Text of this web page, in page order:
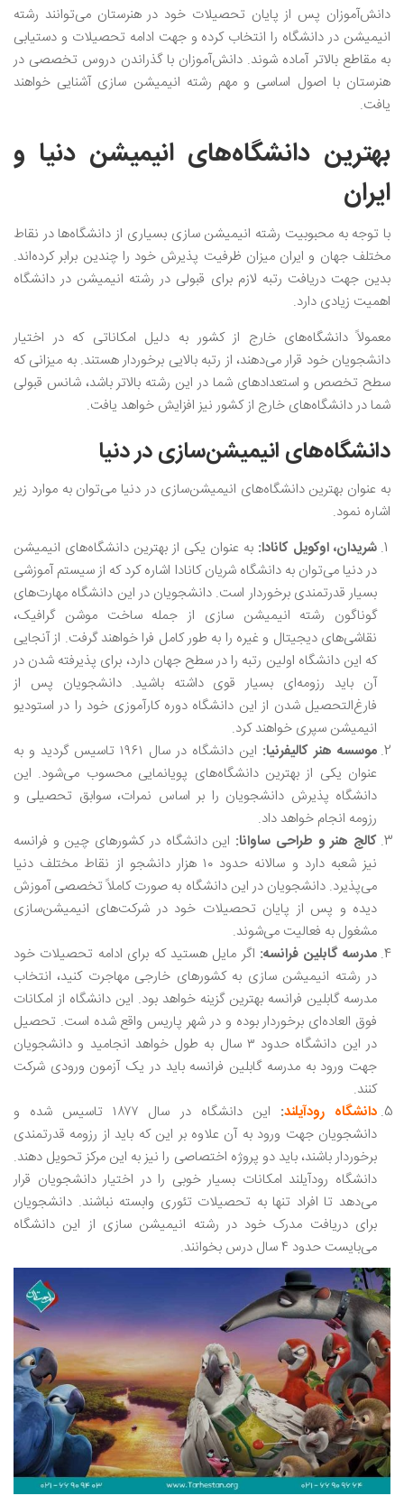
دانش‌آموزان پس از پایان تحصیلات خود در هنرستان می‌توانند رشته
انیمیشن در دانشگاه را انتخاب کرده و جهت ادامه تحصیلات و دستیابی
به مقاطع بالاتر آماده شوند. دانش‌آموزان با گذراندن دروس تخصصی در
هنرستان با اصول اساسی و مهم رشته انیمیشن سازی آشنایی خواهند
یافت.
بهترین دانشگاه‌های انیمیشن دنیا و
ایران
با توجه به محبوبیت رشته انیمیشن سازی بسیاری از دانشگاه‌ها در نقاط
مختلف جهان و ایران میزان ظرفیت پذیرش خود را چندین برابر کرده‌اند.
بدین جهت دریافت رتبه لازم برای قبولی در رشته انیمیشن در دانشگاه
اهمیت زیادی دارد.
معمولاً دانشگاه‌های خارج از کشور به دلیل امکاناتی که در اختیار
دانشجویان خود قرار می‌دهند، از رتبه بالایی برخوردار هستند. به میزانی که
سطح تخصص و استعدادهای شما در این رشته بالاتر باشد، شانس قبولی
شما در دانشگاه‌های خارج از کشور نیز افزایش خواهد یافت.
دانشگاه‌های انیمیشن‌سازی در دنیا
به عنوان بهترین دانشگاه‌های انیمیشن‌سازی در دنیا می‌توان به موارد زیر
اشاره نمود.
شریدان، اوکویل کانادا: به عنوان یکی از بهترین دانشگاه‌های انیمیشن
در دنیا می‌توان به دانشگاه شریان کانادا اشاره کرد که از سیستم آموزشی
بسیار قدرتمندی برخوردار است. دانشجویان در این دانشگاه مهارت‌های
گوناگون رشته انیمیشن سازی از جمله ساخت موشن گرافیک،
نقاشی‌های دیجیتال و غیره را به طور کامل فرا خواهند گرفت. از آنجایی
که این دانشگاه اولین رتبه را در سطح جهان دارد، برای پذیرفته شدن در
آن باید رزومه‌ای بسیار قوی داشته باشید. دانشجویان پس از
فارغ‌التحصیل شدن از این دانشگاه دوره کارآموزی خود را در استودیو
انیمیشن سپری خواهند کرد.
موسسه هنر کالیفرنیا:
این دانشگاه در سال ۱۹۶۱ تاسیس گردید و به
عنوان یکی از بهترین دانشگاه‌های پویانمایی محسوب می‌شود. این
دانشگاه پذیرش دانشجویان را بر اساس نمرات، سوابق تحصیلی و
رزومه انجام خواهد داد.
کالج هنر و طراحی ساوانا: این دانشگاه در کشورهای چین و فرانسه
نیز شعبه دارد و سالانه حدود ۱۰ هزار دانشجو از نقاط مختلف دنیا
می‌پذیرد. دانشجویان در این دانشگاه به صورت کاملاً تخصصی آموزش
دیده و پس از پایان تحصیلات خود در شرکت‌های انیمیشن‌سازی
مشغول به فعالیت می‌شوند.
مدرسه گابلین فرانسه: اگر مایل هستید که برای ادامه تحصیلات خود
در رشته انیمیشن ‌سازی به کشورهای خارجی مهاجرت کنید، انتخاب
مدرسه گابلین فرانسه بهترین گزینه خواهد بود. این دانشگاه از امکانات
فوق العاده‌ای برخوردار بوده و در شهر پاریس واقع شده است. تحصیل
در این دانشگاه حدود ۳ سال به طول خواهد انجامید و دانشجویان
جهت ورود به مدرسه گابلین فرانسه باید در یک آزمون ورودی شرکت
کنند.
دانشگاه رودآیلند:
این دانشگاه در سال ۱۸۷۷ تاسیس شده و
دانشجویان جهت ورود به آن علاوه بر این که باید از رزومه قدرتمندی
برخوردار باشند، باید دو پروژه اختصاصی را نیز به این مرکز تحویل دهند.
دانشگاه رودآیلند امکانات بسیار خوبی را در اختیار دانشجویان قرار
می‌دهد تا افراد تنها به تحصیلات تئوری وابسته نباشند. دانشجویان
برای دریافت مدرک خود در رشته انیمیشن سازی از این دانشگاه
می‌بایست حدود ۴ سال درس بخوانند.